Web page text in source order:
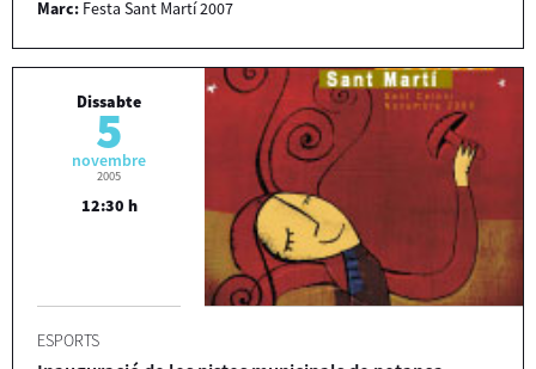
Marc: Festa Sant Martí 2007
Dissabte
5
novembre
2005
12:30 h
ESPORTS